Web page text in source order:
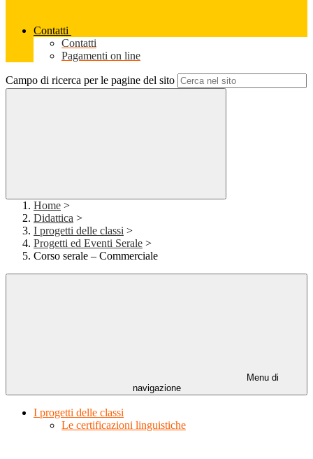
Contatti
Contatti
Pagamenti on line
Campo di ricerca per le pagine del sito
Home >
Didattica >
I progetti delle classi >
Progetti ed Eventi Serale >
Corso serale – Commerciale
Menu di
navigazione
I progetti delle classi
Le certificazioni linguistiche